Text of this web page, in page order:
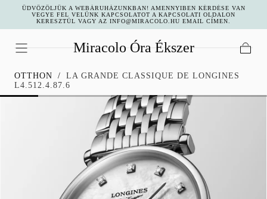
UGRÁS A
TARTALOMHOZ
ÜDVÖZÖLJÜK A WEBÁRUHÁZUNKBAN! AMENNYIBEN KÉRDÉSE VAN
VEGYE FEL VELÜNK KAPCSOLATOT A KAPCSOLATI OLDALON
KERESZTÜL VAGY AZ INFO@MIRACOLO.HU EMAIL CÍMEN.
Miracolo Óra Ékszer
OTTHON /
LA GRANDE CLASSIQUE DE LONGINES
L4.512.4.87.6